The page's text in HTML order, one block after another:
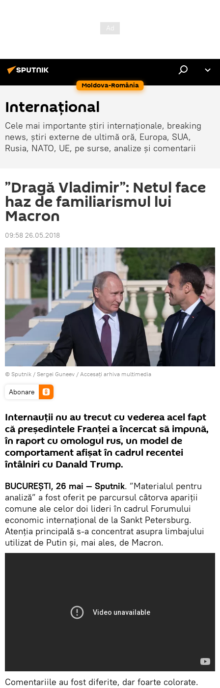
Moldova-România
Internaţional
Cele mai importante știri internaționale, breaking
news, știri externe de ultimă oră, Europa, SUA,
Rusia, NATO, UE, pe surse, analize și comentarii
”Dragă Vladimir”: Netul face
haz de familiarismul lui
Macron
09:58 26.05.2018
© Sputnik / Sergei Guneev / Accesați arhiva multimedia
Abonare
Internauții nu au trecut cu vederea acel fapt
că președintele Franței a încercat să impună,
în raport cu omologul rus, un model de
comportament afișat în cadrul recentei
întâlniri cu Danald Trump.
BUCUREȘTI, 26 mai — Sputnik. ”Materialul pentru
analiză” a fost oferit pe parcursul câtorva apariții
comune ale celor doi lideri în cadrul Forumului
economic internațional de la Sankt Petersburg.
Atenția principală s-a concentrat asupra limbajului
utilizat de Putin și, mai ales, de Macron.
Comentariile au fost diferite, dar foarte colorate.